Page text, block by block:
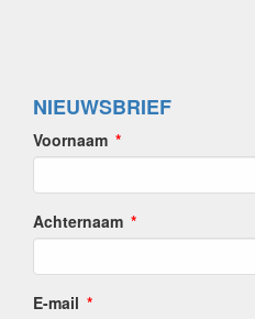
NIEUWSBRIEF
Voornaam
Achternaam
E-mail